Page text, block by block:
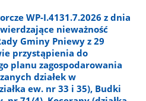
WP-I.4131.7.2026 z dnia
nieważność
Gminy Pniewy z 29
przystąpienia do
planu zagospodarowania
działek w
ew. nr 33 i 35), Budki